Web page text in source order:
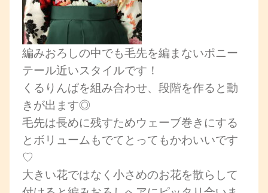
編みおろしの中でも毛先を編まないポニー
テール近いスタイルです！
くるりんぱを組み合わせ、段階を作ると動
きが出ます◎
毛先は長めに残すためウェーブ巻きにする
とボリュームもでてとってもかわいいです
♡
大きい花ではなく小さめのお花を散らして